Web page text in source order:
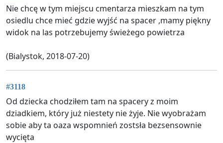
Nie chcę w tym miejscu cmentarza mieszkam na tym
osiedlu chce mieć gdzie wyjść na spacer ,mamy piękny
widok na las potrzebujemy świeżego powietrza
(Bialystok, 2018-07-20)
#3118
Od dziecka chodziłem tam na spacery z moim
dziadkiem, który już niestety nie żyje. Nie wyobrażam
sobie aby ta oaza wspomnień zostsła bezsensownie
wycięta